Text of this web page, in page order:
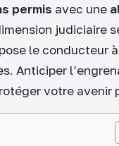
permis avec une
judiciaire
le conducteur
Anticiper
votre avenir